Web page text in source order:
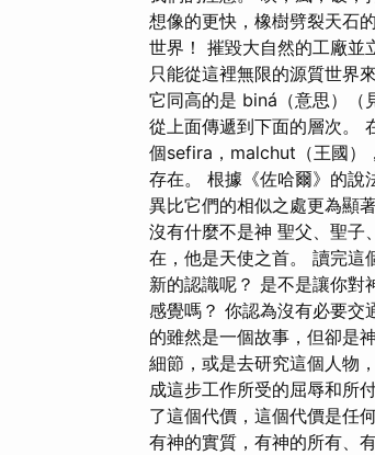
想像的更快，橡樹劈裂天石
世界！ 摧毀大自然的工廠並
只能從這裡無限的源質世界
它同高的是 biná（意思）（
從上面傳遞到下面的層次。
個sefira，malchut（王國）
存在。 根據《佐哈爾》的說
異比它們的相似之處更為顯
沒有什麼不是神 聖父、聖子
在，他是天使之首。 讀完這
新的認識呢？ 是不是讓你對
感覺嗎？ 你認為沒有必要交
的雖然是一個故事，但卻是
細節，或是去研究這個人物
成這步工作所受的屈辱和所
了這個代價，這個代價是任
有神的實質，有神的所有、